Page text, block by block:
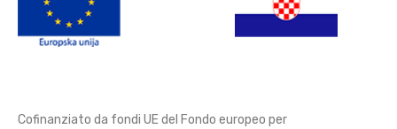
Cofinanziato da fondi UE del Fondo europeo per